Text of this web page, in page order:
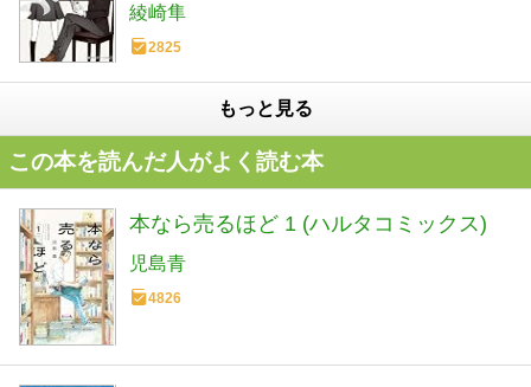
綾崎隼
2825
もっと見る
この本を読んだ人がよく読む本
本なら売るほど 1 (ハルタコミックス)
児島青
4826